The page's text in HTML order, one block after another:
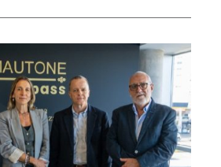
son
Son
necesarias
para que
funcione la
web.